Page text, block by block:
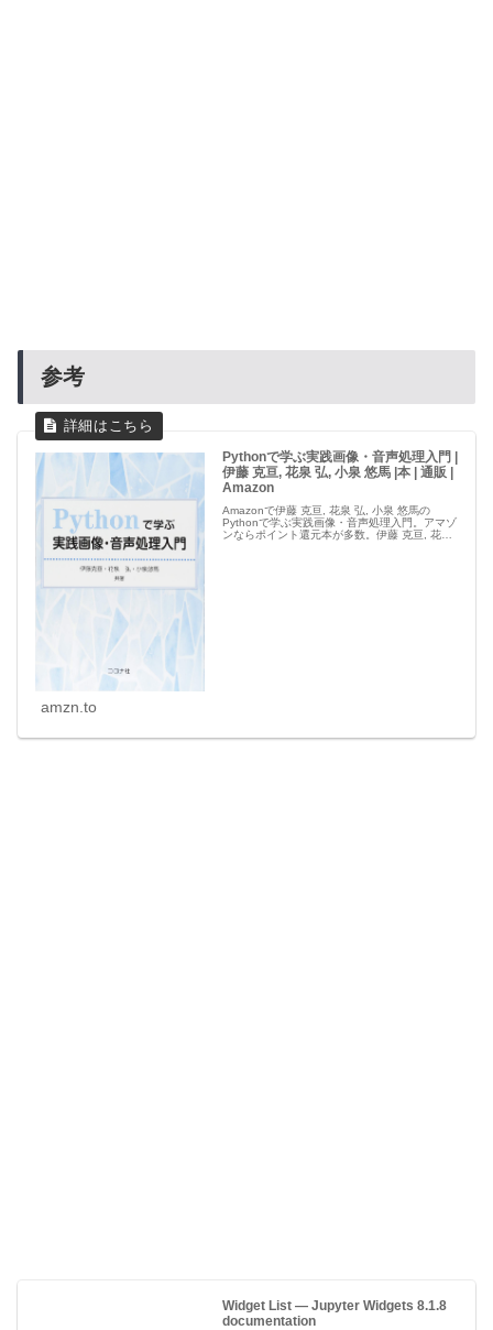
参考
Pythonで学ぶ実践画像・音声処理入門 |
伊藤 克亘, 花泉 弘, 小泉 悠馬 |本 | 通販 |
Amazon
Amazonで伊藤 克亘, 花泉 弘, 小泉 悠馬の
Pythonで学ぶ実践画像・音声処理入門。アマゾ
ンならポイント還元本が多数。伊藤 克亘, 花泉
amzn.to
Widget List — Jupyter Widgets 8.1.8
documentation